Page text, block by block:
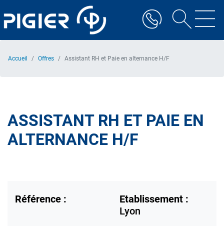
au
contenu
Accueil Offres Assistant RH et Paie en alternance H/F
ASSISTANT RH ET PAIE EN
ALTERNANCE H/F
Référence :
Etablissement :
Lyon